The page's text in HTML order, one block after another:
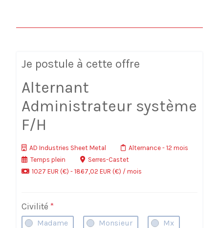
Je postule à cette offre
Alternant
Administrateur système
F/H
AD Industries Sheet Metal Alternance - 12 mois
Temps plein
Serres-Castet
1027 EUR (€) - 1867,02 EUR (€) / mois
Civilité *
Madame Monsieur Mx